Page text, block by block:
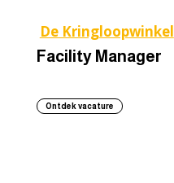
De Kringloopwinkel
Facility Manager
Ontdek vacature